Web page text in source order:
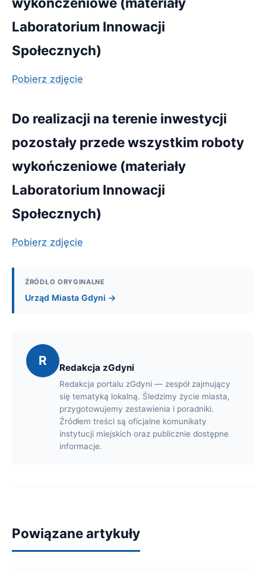
Laboratorium Innowacji
Społecznych)
Pobierz zdjęcie
Do realizacji na terenie inwestycji
pozostały przede wszystkim roboty
wykończeniowe (materiały
Laboratorium Innowacji
Społecznych)
Pobierz zdjęcie
ŹRÓDŁO ORYGINALNE
Urząd Miasta Gdyni →
R Redakcja zGdyni
Redakcja portalu zGdyni — zespół zajmujący
się tematyką lokalną. Śledzimy życie miasta,
przygotowujemy zestawienia i poradniki.
Źródłem treści są oficjalne komunikaty
instytucji miejskich oraz publicznie dostępne
informacje.
Powiązane artykuły